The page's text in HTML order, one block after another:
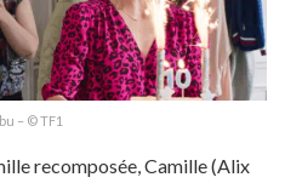
– © TF1
recomposée, Camille (Alix